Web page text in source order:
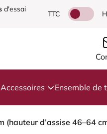
d'essai
TTC
Accessoires Ensemble de